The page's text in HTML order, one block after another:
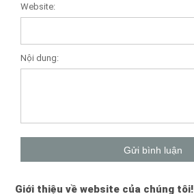
Website:
Nội dung:
Giới thiệu về website của chúng tôi!